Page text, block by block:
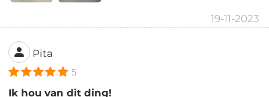
19-11-2023
Pita
5
Ik hou van dit ding!